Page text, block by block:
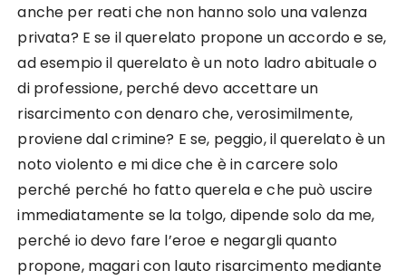
anche per reati che non hanno solo una valenza
privata? E se il querelato propone un accordo e se,
ad esempio il querelato è un noto ladro abituale o
di professione, perché devo accettare un
risarcimento con denaro che, verosimilmente,
proviene dal crimine? E se, peggio, il querelato è un
noto violento e mi dice che è in carcere solo
perché perché ho fatto querela e che può uscire
immediatamente se la tolgo, dipende solo da me,
perché io devo fare l’eroe e negargli quanto
propone, magari con lauto risarcimento mediante